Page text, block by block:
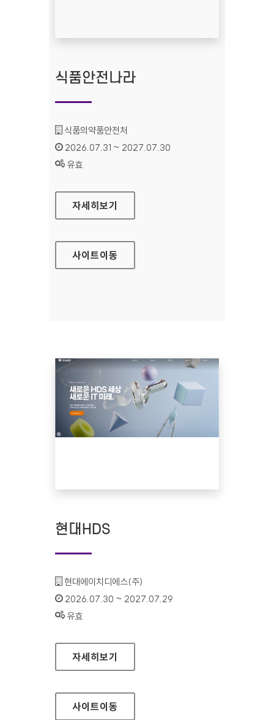
식품안전나라
기관명 :
식품의약품안전처
인증기간 :
2026.07.31 ~ 2027.07.30
상태 :
유효
식품안전나라
자세히보기
사이트이동
현대HDS
기관명 :
현대에이치디에스(주)
인증기간 :
2026.07.30 ~ 2027.07.29
상태 :
유효
현대HDS
자세히보기
사이트이동